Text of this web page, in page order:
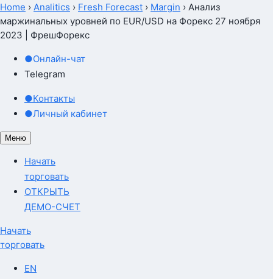
Home › Analitics › Fresh Forecast › Margin › Анализ
маржинальных уровней по EUR/USD на Форекс 27 ноября
2023 | ФрешФорекс
●Онлайн-чат
Telegram
●Контакты
●Личный кабинет
Меню
Начать
торговать
ОТКРЫТЬ
ДЕМО-СЧЕТ
Начать
торговать
EN